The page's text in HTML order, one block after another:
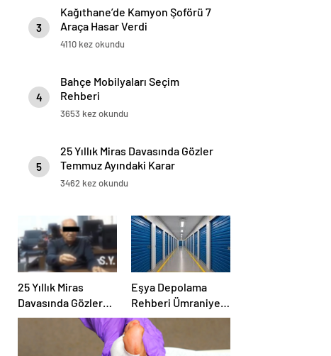
3
Kağıthane’de Kamyon Şoförü 7
Araça Hasar Verdi
4110 kez okundu
4
Bahçe Mobilyaları Seçim
Rehberi
3653 kez okundu
5
25 Yıllık Miras Davasında Gözler
Temmuz Ayındaki Karar
Duruşmasına Çevrildi
3462 kez okundu
25 Yıllık Miras
Davasında Gözler
Temmuz Ayındaki
Karar Duruşmasına
Eşya Depolama
Rehberi Ümraniye
Çekmeköy ve
Kadıköy